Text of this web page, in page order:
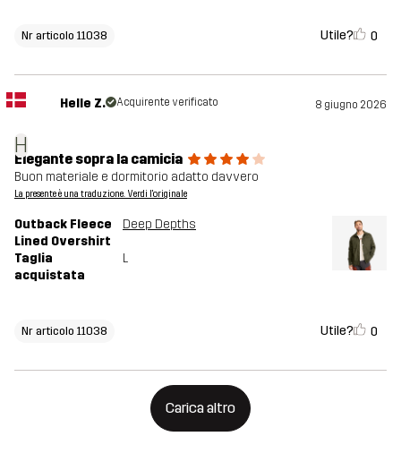
Nr articolo 11038 Utile? 0
H
Helle Z. Acquirente verificato 8 giugno 2026
Elegante sopra la camicia
Buon materiale e dormitorio adatto davvero
La presente è una traduzione. Verdi l'originale
Outback Fleece
Lined Overshirt
Deep Depths
Taglia
acquistata
L
Nr articolo 11038 Utile? 0
Carica altro